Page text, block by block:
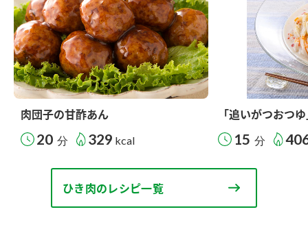
肉団子の甘酢あん
20 分 329 kcal
「追いがつおつ
15 分
ひき肉のレシピ一覧